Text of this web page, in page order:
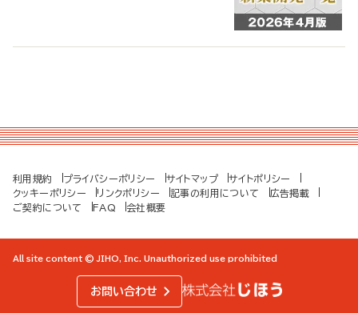
利用規約 プライバシーポリシー サイトマップ
サイトポリシー
クッキーポリシー
リンクポリシー 記事の利用について
広告掲載
ご契約について
FAQ 会社概要
All site content © JIHO, Inc. Unauthorized use prohibited
お問い合わせ